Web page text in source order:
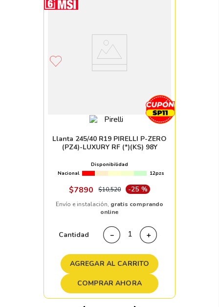
Llanta 245/40 R19 PIRELLI P-ZERO
(PZ4)-LUXURY RF (*)(KS) 98Y
Disponibilidad
Nacional
12pzs
$7890 $10,520 -25 %
Envío e instalación, gratis comprando
online
Cantidad ＋
－
AGREGAR AL CARRITO
COMPRAR AHORA